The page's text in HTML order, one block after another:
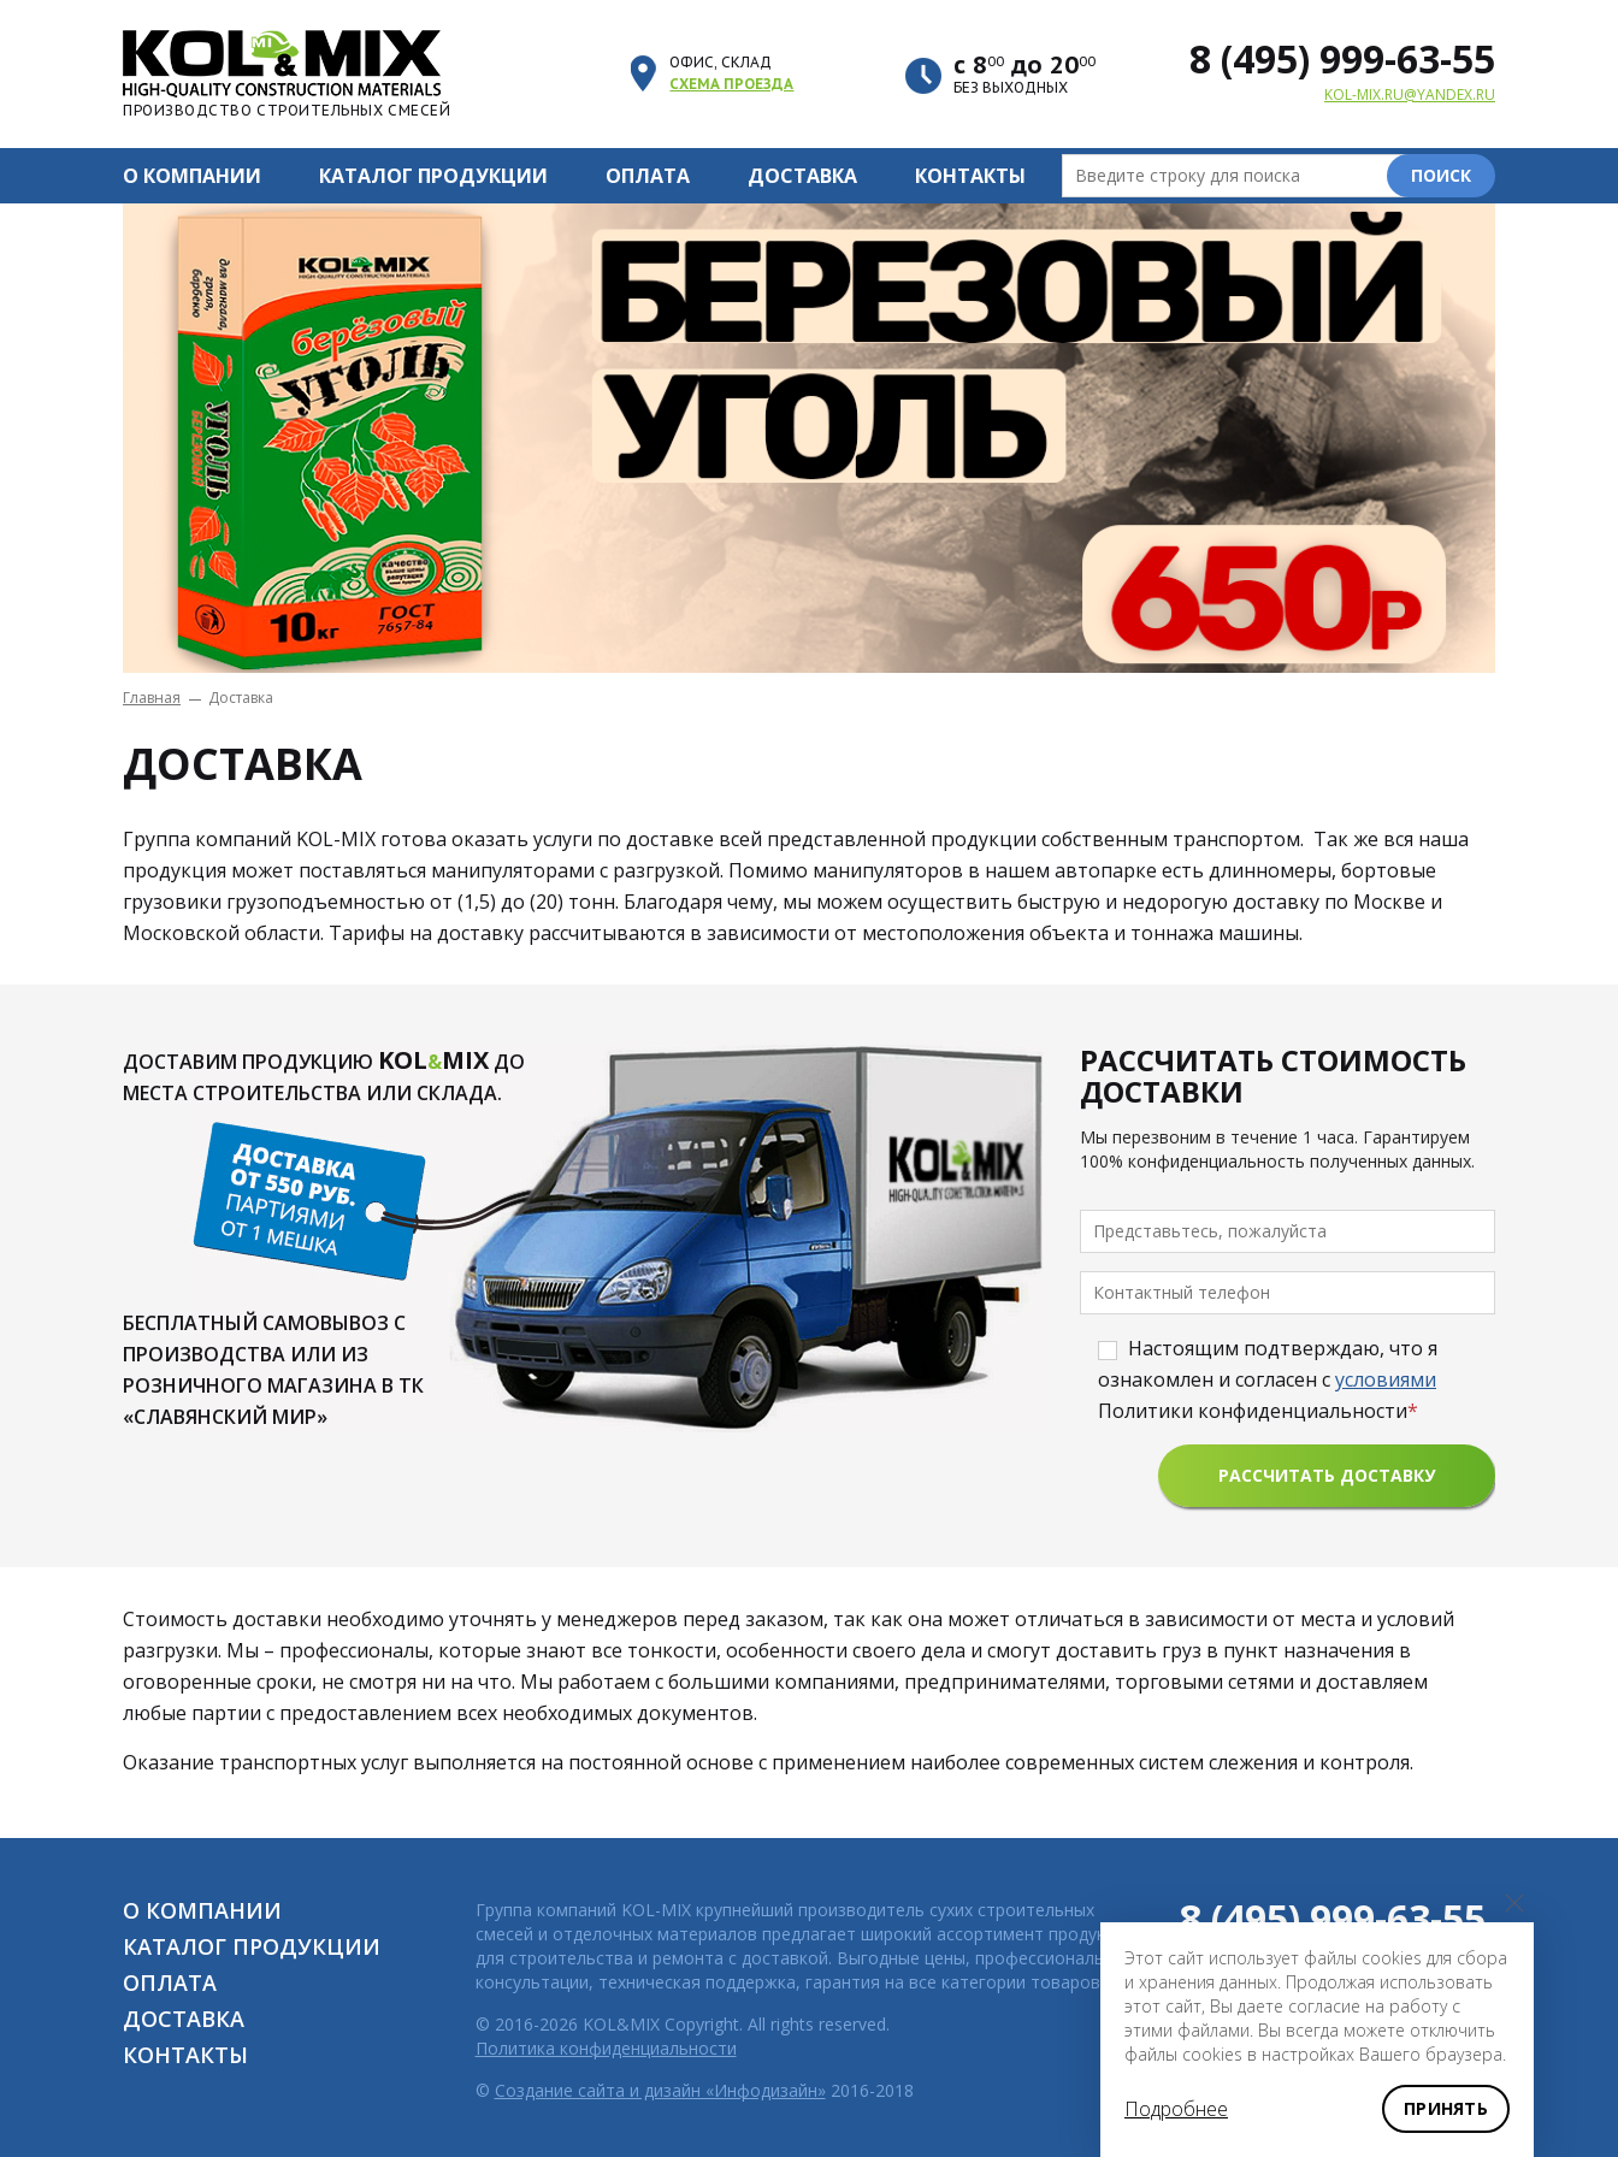
ПРОИЗВОДСТВО СТРОИТЕЛЬНЫХ СМЕСЕЙ
ОФИС, СКЛАД
СХЕМА ПРОЕЗДА
с 800до 2000
БЕЗ ВЫХОДНЫХ
8 (495) 999-63-55
KOL-MIX.RU@YANDEX.RU
О КОМПАНИИ КАТАЛОГ ПРОДУКЦИИ ОПЛАТА ДОСТАВКА КОНТАКТЫ ПОИСК
Главная Доставка
ДОСТАВКА
Группа компаний KOL-MIX готова оказать услуги по доставке всей представленной продукции собственным транспортом. Так же вся наша
продукция может поставляться манипуляторами с разгрузкой. Помимо манипуляторов в нашем автопарке есть длинномеры, бортовые
грузовики грузоподъемностью от (1,5) до (20) тонн. Благодаря чему, мы можем осуществить быструю и недорогую доставку по Москве и
Московской области. Тарифы на доставку рассчитываются в зависимости от местоположения объекта и тоннажа машины.
ДОСТАВИМ ПРОДУКЦИЮ KOL&MIX ДО
МЕСТА СТРОИТЕЛЬСТВА ИЛИ СКЛАДА.
БЕСПЛАТНЫЙ САМОВЫВОЗ С
ПРОИЗВОДСТВА ИЛИ ИЗ
РОЗНИЧНОГО МАГАЗИНА В ТК
«СЛАВЯНСКИЙ МИР»
РАССЧИТАТЬ СТОИМОСТЬ
ДОСТАВКИ
Мы перезвоним в течение 1 часа. Гарантируем
100% конфиденциальность полученных данных.
Настоящим подтверждаю, что я
ознакомлен и согласен сусловиями
Политики конфиденциальности*
Стоимость доставки необходимо уточнять у менеджеров перед заказом, так как она может отличаться в зависимости от места и условий
разгрузки. Мы – профессионалы, которые знают все тонкости, особенности своего дела и смогут доставить груз в пункт назначения в
оговоренные сроки, не смотря ни на что. Мы работаем с большими компаниями, предпринимателями, торговыми сетями и доставляем
любые партии с предоставлением всех необходимых документов.
Оказание транспортных услуг выполняется на постоянной основе с применением наиболее современных систем слежения и контроля.
О КОМПАНИИ
КАТАЛОГ ПРОДУКЦИИ
ОПЛАТА
ДОСТАВКА
КОНТАКТЫ
Группа компаний KOL-MIX крупнейший производитель сухих строительных
смесей и отделочных материалов предлагает широкий ассортимент продукции
для строительства и ремонта с доставкой. Выгодные цены, профессиональные
консультации, техническая поддержка, гарантия на все категории товаров.
© 2016-2026 KOL&MIX Copyright. All rights reserved.
Политика конфиденциальности
© Создание сайта и дизайн «Инфодизайн» 2016-2018
8 (495) 999-63-55
KOL-MIX.RU@YANDEX.RU
ОСТАВИТЬ ЗАЯВКУ НА ЗАКАЗ
Этот сайт использует файлы cookies для сбора
и хранения данных. Продолжая использовать
этот сайт, Вы даете согласие на работу с
этими файлами. Вы всегда можете отключить
файлы cookies в настройках Вашего браузера.
Подробнее ПРИНЯТЬ